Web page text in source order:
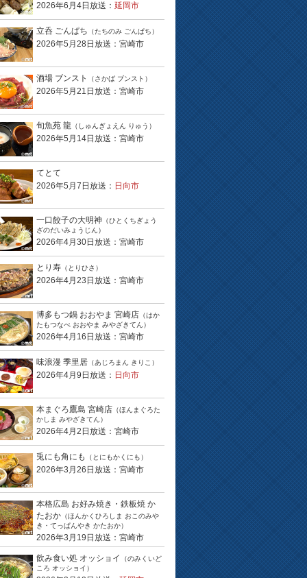
2026年6月4日放送： 延岡市
立呑 ごんぱち （たちのみ ごんぱち）
2026年5月28日放送：宮崎市
酒場 ブンスト （さかば ブンスト）
2026年5月21日放送：宮崎市
旬魚苑 龍 （しゅんぎょえん りゅう）
2026年5月14日放送：宮崎市
てとて
2026年5月7日放送： 日向市
一口餃子の大明神 （ひとくちぎょう
ざのだいみょうじん）
2026年4月30日放送：宮崎市
とり寿 （とりひさ）
2026年4月23日放送：宮崎市
博多もつ鍋 おおやま 宮崎店 （はか
たもつなべ おおやま みやざきてん）
2026年4月16日放送：宮崎市
味浪漫 季里居 （あじろまん きりこ）
2026年4月9日放送： 日向市
本まぐろ鷹島 宮崎店 （ほんまぐろた
かしま みやざきてん）
2026年4月2日放送：宮崎市
兎にも角にも （とにもかくにも）
2026年3月26日放送：宮崎市
本格広島 お好み焼き・鉄板焼 か
たおか （ほんかくひろしま おこのみや
き・てっぱんやき かたおか）
2026年3月19日放送：宮崎市
飲み食い処 オッショイ
（のみくいど
ころ オッショイ）